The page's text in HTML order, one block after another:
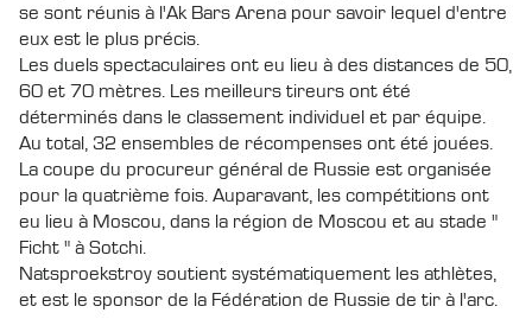
se sont réunis à l'Ak Bars Arena pour savoir lequel d'entre
eux est le plus précis.
Les duels spectaculaires ont eu lieu à des distances de 50,
60 et 70 mètres. Les meilleurs tireurs ont été
déterminés dans le classement individuel et par équipe.
Au total, 32 ensembles de récompenses ont été jouées.
La coupe du procureur général de Russie est organisée
pour la quatrième fois. Auparavant, les compétitions ont
eu lieu à Moscou, dans la région de Moscou et au stade "
Ficht " à Sotchi.
Natsproekstroy soutient systématiquement les athlètes,
et est le sponsor de la Fédération de Russie de tir à l'arc.